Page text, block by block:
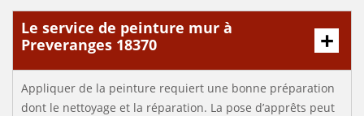
Le service de peinture mur à
Preveranges 18370
Appliquer de la peinture requiert une bonne préparation
dont le nettoyage et la réparation. La pose d’apprêts peut